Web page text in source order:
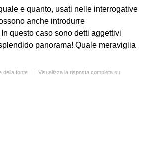
e quanto, usati nelle interrogative
anche introdurre
questo caso sono detti aggettivi
panorama! Quale meraviglia
della fonte | Visualizza la risposta completa su